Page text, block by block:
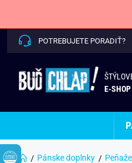
POTREBUJETE PORADIŤ?
E-
Pánske doplnky